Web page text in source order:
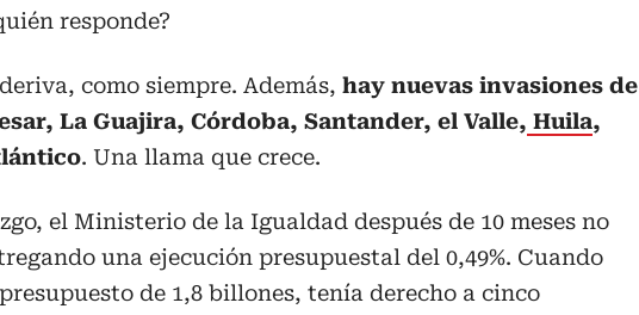
responde?
como siempre. Además, hay nuevas invasiones de
La Guajira, Córdoba, Santander, el Valle, Huila,
. Una llama que crece.
el Ministerio de la Igualdad después de 10 meses no
una ejecución presupuestal del 0,49%. Cuando
de 1,8 billones, tenía derecho a cinco